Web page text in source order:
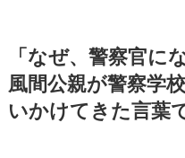
「なぜ、警察官に
風間公親が警察学
いかけてきた言葉